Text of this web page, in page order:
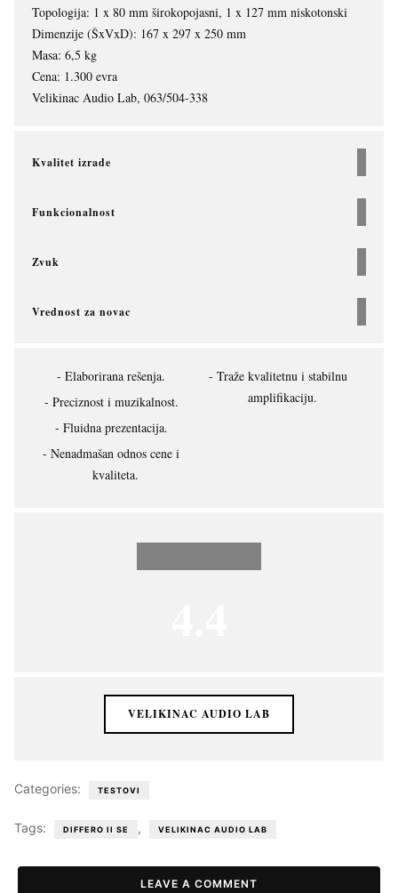
Topologija: 1 x 80 mm širokopojasni, 1 x 127 mm niskotonski
Dimenzije (ŠxVxD): 167 x 297 x 250 mm
Masa: 6,5 kg
Cena: 1.300 evra
Velikinac Audio Lab, 063/504-338
Kvalitet izrade
Funkcionalnost
Zvuk
Vrednost za novac
Elaborirana rešenja.
Preciznost i muzikalnost.
Fluidna prezentacija.
Nenadmašan odnos cene i
kvaliteta.
Traže kvalitetnu i stabilnu
amplifikaciju.
VELIKINAC AUDIO LAB
Categories: TESTOVI
Tags: DIFFERO II SE , VELIKINAC AUDIO LAB
LEAVE A COMMENT